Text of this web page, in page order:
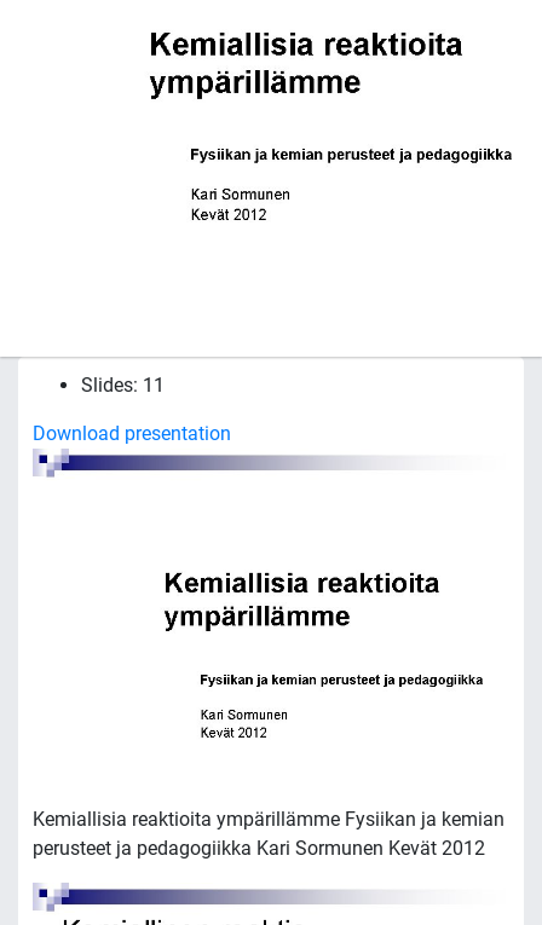
Slides: 11
Download presentation
Kemiallisia reaktioita ympärillämme Fysiikan ja kemian
perusteet ja pedagogiikka Kari Sormunen Kevät 2012